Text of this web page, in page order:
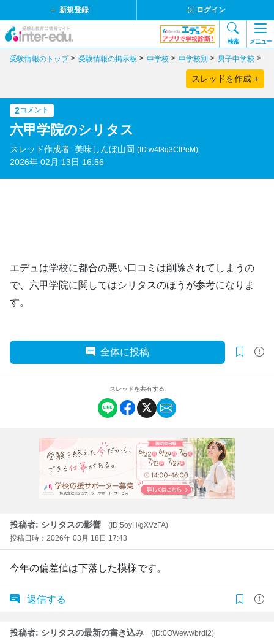
新規登録 ログイン
検索 メニュー
受験情報のトップ 受験情報の掲示板 中学校 中学校別 男子中学校
スレッドを作成 +
2コメント
六甲学院のシリタス
スレッド作成者: 美味しんぼ山岡 (ID:w4l8q3CtPeM)
2026年 02月 13日 16:56
エデュは学校に都合の悪い口コミは削除されてしまうの
で、六甲学院に関してはシリタスのほうが参考になりま
す。
全体に投稿
スレッドを共有する
投稿者: シリタスの影響
(ID:5oyH/gXVzFA)
投稿日時：2026年 03月 18日 17:43
今年の偏差値は下落した模様です。
返信する
投稿者: シリタスの最新の書き込み
(ID:0OWewwbrdi2)